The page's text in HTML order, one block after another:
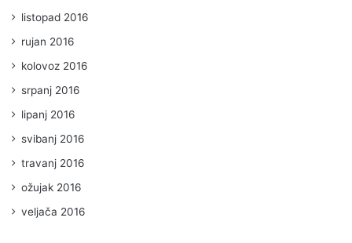
listopad 2016
rujan 2016
kolovoz 2016
srpanj 2016
lipanj 2016
svibanj 2016
travanj 2016
ožujak 2016
veljača 2016